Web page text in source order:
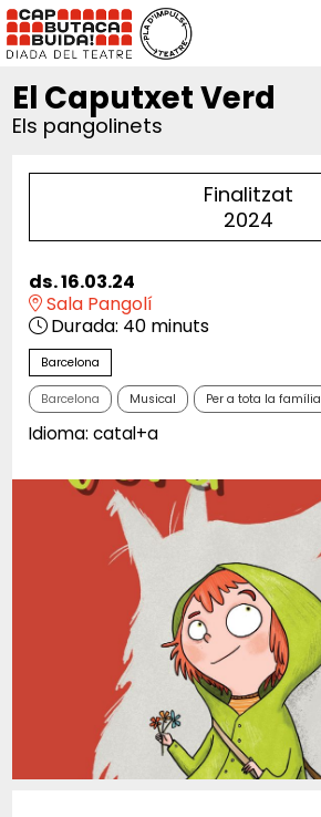
El Caputxet Verd
Els pangolinets
Finalitzat
2024
ds. 16.03.24
Sala Pangolí
Durada: 40 minuts
Barcelona
Barcelona Musical Per a tota la família
Idioma: catal+a